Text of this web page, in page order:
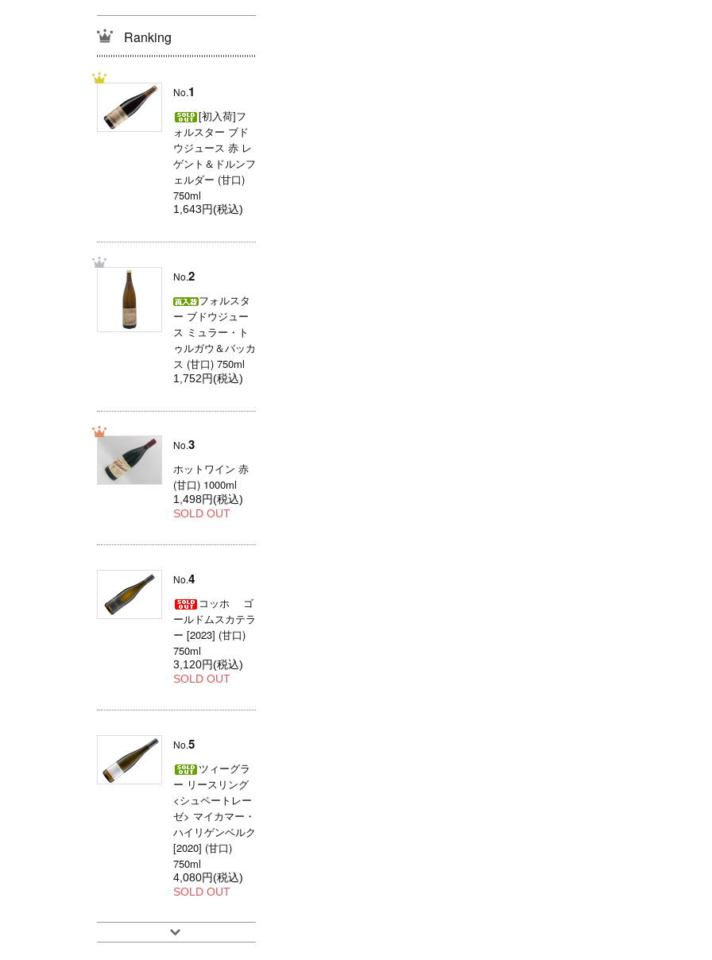
Ranking
No.1
[初入荷]フ
ォルスター ブド
ウジュース 赤 レ
ゲント＆ドルンフ
ェルダー (甘口)
750ml
1,643円(税込)
No.2
フォルスタ
ー ブドウジュー
ス ミュラー・ト
ゥルガウ＆バッカ
ス (甘口) 750ml
1,752円(税込)
No.3
ホットワイン 赤
(甘口) 1000ml
1,498円(税込)
SOLD OUT
No.4
コッホ ゴ
ールドムスカテラ
ー [2023] (甘口)
750ml
3,120円(税込)
SOLD OUT
No.5
ツィーグラ
ー リースリング
<シュペートレー
ゼ> マイカマー・
ハイリゲンベルク
[2020] (甘口)
750ml
4,080円(税込)
SOLD OUT